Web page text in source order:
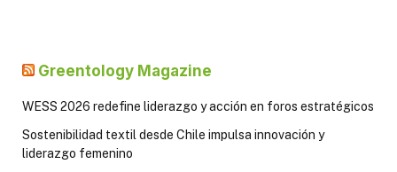
Greentology Magazine
WESS 2026 redefine liderazgo y acción en foros estratégicos
Sostenibilidad textil desde Chile impulsa innovación y
liderazgo femenino